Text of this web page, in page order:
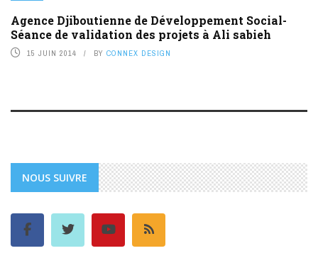
Agence Djiboutienne de Développement Social-
Séance de validation des projets à Ali sabieh
15 JUIN 2014 BY CONNEX DESIGN
NOUS SUIVRE